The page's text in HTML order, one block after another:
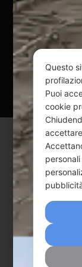
@ Copyright
Via G. Galilei
Mail:
Questo
Privacy
Questo
Puoi
cookie